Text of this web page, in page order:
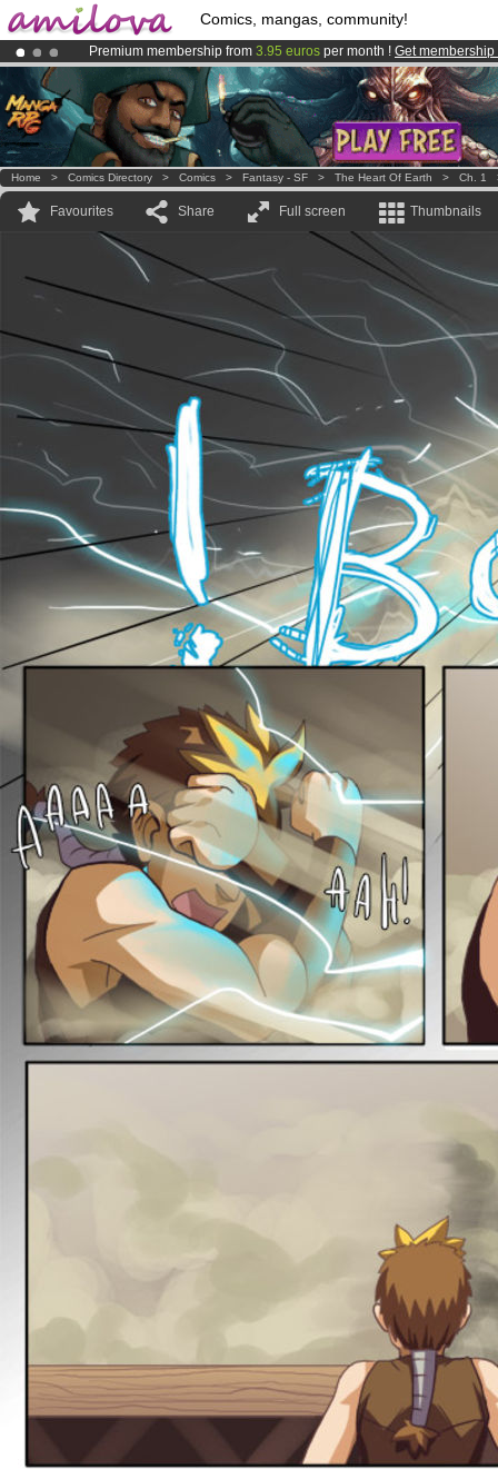
Comics, mangas, community!
Premium membership from 3.95 euros per month ! Get membership
AmilovaKickstarter is now LIVE!.
Already 100000 membersand 1000 comics & mangas!.
Home > Comics Directory > Comics > Fantasy - SF > The Heart Of Earth > Ch. 1
Favourites Share Full screen Thumbnails